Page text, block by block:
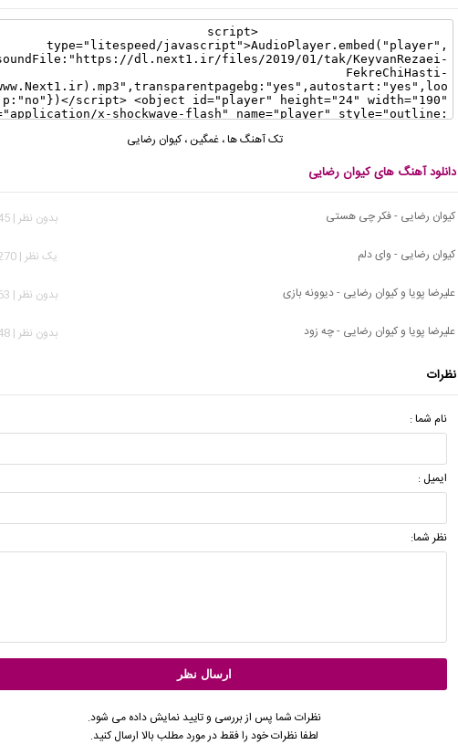
تک آهنگ ها،غمگین ،کیوان رضایی
دانلود آهنگ های کیوان رضایی
کیوان رضایی - فکر چی هستی
بدون نظر | 3,445 بازدید
کیوان رضایی - وای دلم
يک نظر | 54,270 بازدید
علیرضا پویا و کیوان رضایی - دیوونه بازی
بدون نظر | 8,263 بازدید
علیرضا پویا و کیوان رضایی - چه زود
بدون نظر | 5,148 بازدید
نظرات
نام شما :
ایمیل :
نظر شما:
نظرات شما پس از بررسی و تایید نمایش داده می شود.
لطفا نظرات خود را فقط در مورد مطلب بالا ارسال کنید.